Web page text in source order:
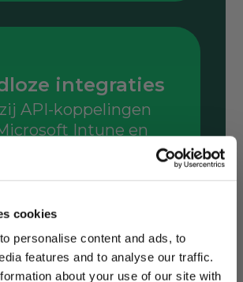
cookies
personalise content and ads, to
features and to analyse our traffic.
about your use of our site with
integraties
API-koppelingen
Intune en
D365 (Dynamics)
met elkaar